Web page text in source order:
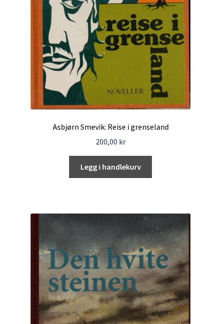
Asbjørn Smevik: Reise i grenseland
200,00 kr
Legg i handlekurv